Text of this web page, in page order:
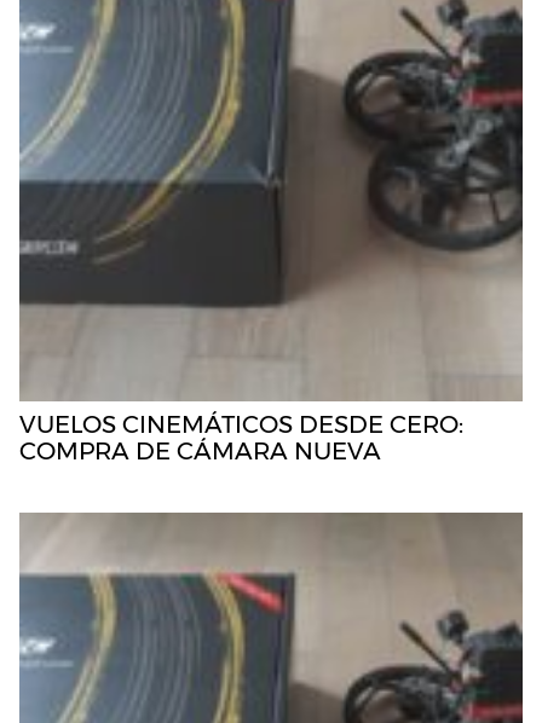
VUELOS CINEMÁTICOS DESDE CERO:
COMPRA DE CÁMARA NUEVA